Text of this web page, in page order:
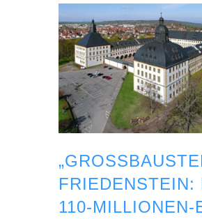
RIEDENSTEIN:
10-MILLIONEN-